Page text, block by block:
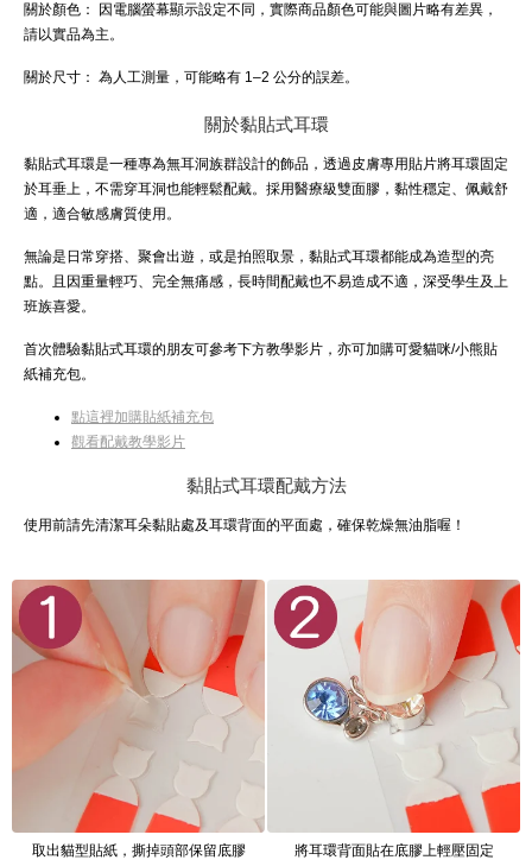
關於顏色：
因電腦螢幕顯示設定不同，實際商品顏色可能與圖片略有差異，
請以實品為主。
關於尺寸： 為人工測量，可能略有 1–2 公分的誤差。
關於黏貼式耳環
黏貼式耳環是一種專為無耳洞族群設計的飾品，透過皮膚專用貼片將耳環固定
於耳垂上，不需穿耳洞也能輕鬆配戴。採用醫療級雙面膠，黏性穩定、佩戴舒
適，適合敏感膚質使用。
無論是日常穿搭、聚會出遊，或是拍照取景，黏貼式耳環都能成為造型的亮
點。且因重量輕巧、完全無痛感，長時間配戴也不易造成不適，深受學生及上
班族喜愛。
首次體驗黏貼式耳環的朋友可參考下方教學影片，亦可加購可愛貓咪/小熊貼
紙補充包。
點這裡加購貼紙補充包
觀看配戴教學影片
黏貼式耳環配戴方法
使用前請先清潔耳朵黏貼處及耳環背面的平面處，確保乾燥無油脂喔！
取出貓型貼紙，撕掉頭部保留底膠 將耳環背面貼在底膠上輕壓固定